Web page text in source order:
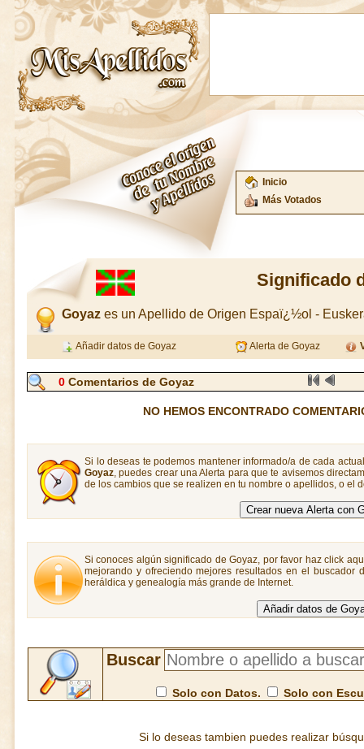
Inicio
Más Votados
Significado
Goyaz es un Apellido de Origen Espaï¿½ol -
Añadir datos de Goyaz Alerta de Goyaz
0 Comentarios de Goyaz
NO HEMOS ENCONTRADO
Si lo deseas te podemos mantener informado/a de cada
Goyaz, puedes crear una Alerta para que te avisemos
de los cambios que se realizen en tu nombre o apellidos, o el
Si conoces algún significado de Goyaz, por favor haz click
mejorando y ofreciendo mejores resultados en el buscador
heráldica y genealogía más grande de Internet.
Buscar
Solo con Datos. Solo con
Si lo deseas tambien puedes realizar